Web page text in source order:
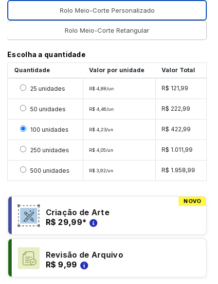
Rolo Meio-Corte Personalizado
Rolo Meio-Corte Retangular
Escolha a quantidade
Quantidade Valor por unidade Valor Total
Selecionar 25 unidades
25 unidades R$ 4,88/un R$ 121,99
Selecionar 50 unidades
50 unidades R$ 4,46/un R$ 222,99
Selecionar 100 unidades
100 unidades R$ 4,23/un R$ 422,99
Selecionar 250 unidades
250 unidades R$ 4,05/un R$ 1.011,99
Selecionar 500 unidades
500 unidades R$ 3,92/un R$ 1.958,99
NOVO
Criação de Arte
R$ 29,99*
Revisão de Arquivo
R$ 9,99